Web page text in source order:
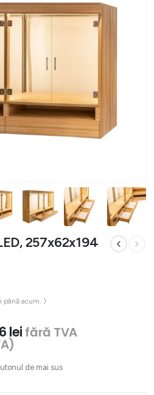
257x62x194
până acum. )
leiPrețul
10.103,06 lei.
fără TVA
de mai sus